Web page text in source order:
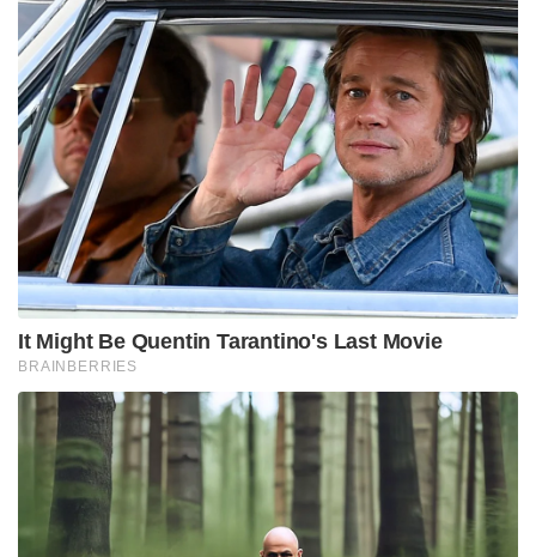
ചൊവ്വാഴ്ച രാത്രി റോമിലെത്തിയ പ്രധാനമന്ത്രി നരേന്ദ്ര
മോദിക്ക് അതീവ ഊഷ്മളമായ സ്വീകരണമാണ് ഇറ്റലി
നൽകിയത്. “റോമിലേക്ക് സ്വാഗതം എന്റെ
സുഹൃത്തേ” എന്ന് എക്സ് പ്ലാറ്റ്‌ഫോമിൽ
കുറിച്ചുകൊണ്ട് മെലോണി മോദിക്കൊപ്പമുള്ള ചിത്രം
പങ്കുവെച്ചിരുന്നു. തുടർന്ന് ഇരുവരും ഒന്നിച്ച് ഡിന്നറിൽ
പങ്കെടുക്കുകയും, റോമിലെ വിഖ്യാത
ചരിത്രസ്മാരകമായ കൊളോസിയം (Colosseum)
സന്ദർശിക്കുകയും ചെയ്തു. രാത്രിയിൽ
വെളിച്ചത്താൽ മനോഹരമായി അലങ്കരിച്ച
കൊളോസിയത്തിലൂടെ ഇരുവരും ദീർഘനേരം നടന്ന്
വിവിധ വിഷയങ്ങളിൽ ആശയവിനിമയം നടത്തി. കാർ
യാത്രയിലും കൊളോസിയം സന്ദർശനവേളയിലും
ഇരുവരും പുലർത്തിയ ഹൃദ്യമായ വ്യക്തിബന്ധം
വ്യക്തമാക്കുന്ന ചിത്രങ്ങളും ദൃശ്യങ്ങളും വലിയ
രീതിയിലാണ് ഇപ്പോൾ പ്രചരിക്കുന്നത്.
നയതന്ത്ര ചർച്ചകൾക്ക് പുറമേ ഇരുരാജ്യങ്ങളും